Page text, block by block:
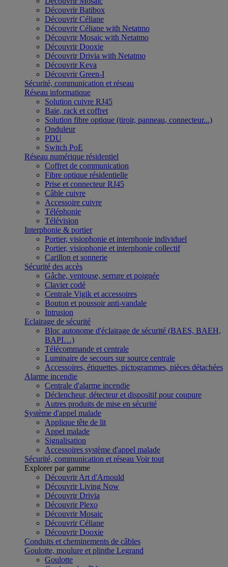
Découvrir Batibox
Découvrir Céliane
Découvrir Céliane with Netatmo
Découvrir Mosaic with Netatmo
Découvrir Dooxie
Découvrir Drivia with Netatmo
Découvrir Keva
Découvrir Green-I
Sécurité, communication et réseau
Réseau informatique
Solution cuivre RJ45
Baie, rack et coffret
Solution fibre optique (tiroir, panneau, connecteur...)
Onduleur
PDU
Switch PoE
Réseau numérique résidentiel
Coffret de communication
Fibre optique résidentielle
Prise et connecteur RJ45
Câble cuivre
Accessoire cuivre
Téléphonie
Télévision
Interphonie & portier
Portier, visiophonie et interphonie individuel
Portier, visiophonie et interphonie collectif
Carillon et sonnerie
Sécurité des accès
Gâche, ventouse, serrure et poignée
Clavier codé
Centrale Vigik et accessoires
Bouton et poussoir anti-vandale
Intrusion
Eclairage de sécurité
Bloc autonome d'éclairage de sécurité (BAES, BAEH,
BAPI…)
Télécommande et centrale
Luminaire de secours sur source centrale
Accessoires, étiquettes, pictogrammes, pièces détachées
Alarme incendie
Centrale d'alarme incendie
Déclencheur, détecteur et dispositif pour coupure
Autres produits de mise en sécurité
Système d'appel malade
Applique tête de lit
Appel malade
Signalisation
Accessoires système d'appel malade
Sécurité, communication et réseau Voir tout
Explorer par gamme
Découvrir Art d'Arnould
Découvrir Living Now
Découvrir Drivia
Découvrir Plexo
Découvrir Mosaic
Découvrir Céliane
Découvrir Dooxie
Conduits et cheminements de câbles
Goulotte, moulure et plinthe Legrand
Goulotte